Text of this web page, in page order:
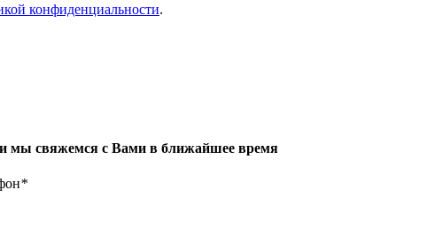
конфиденциальности.
мы свяжемся с Вами в ближайшее время
*